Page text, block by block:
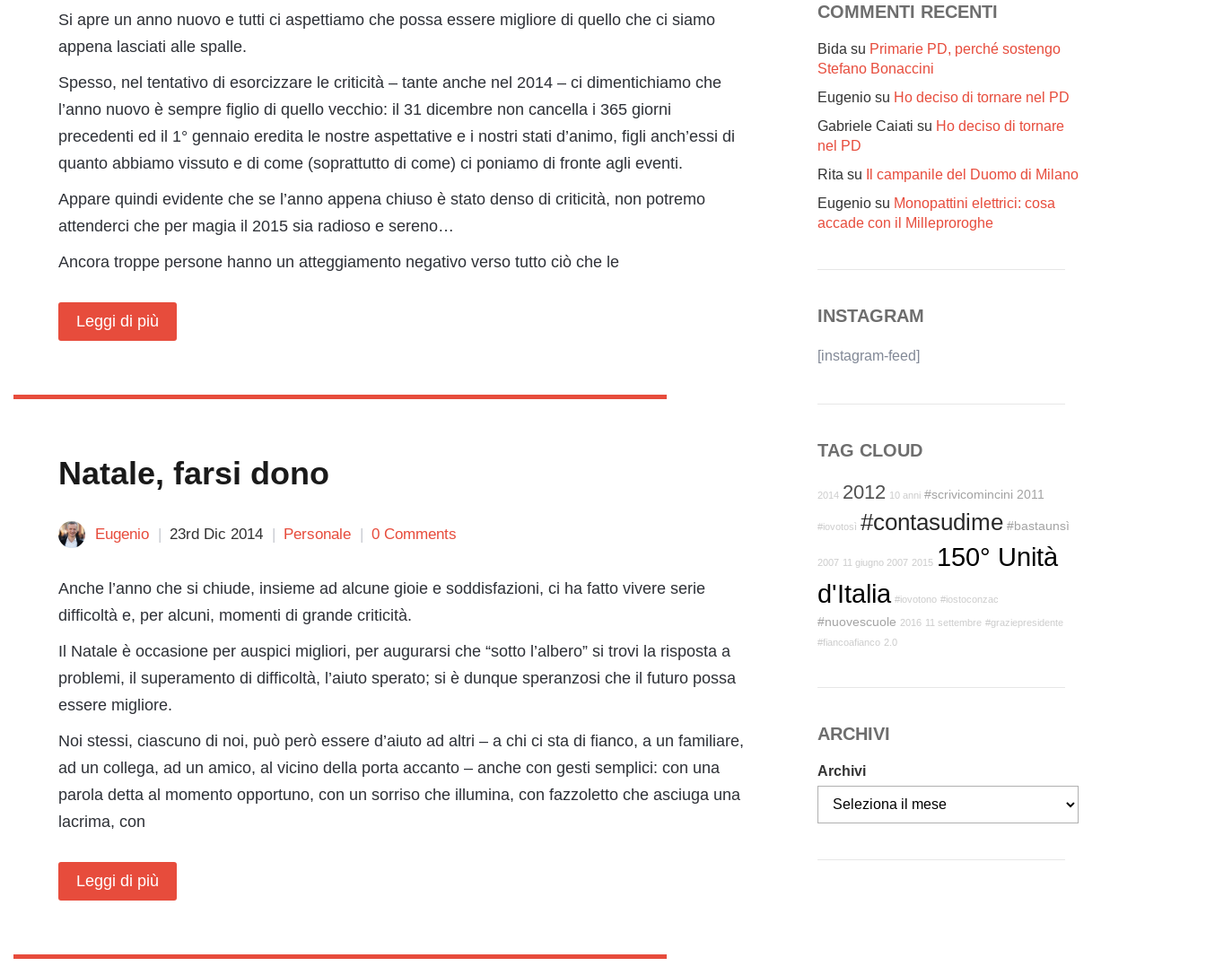
Si apre un anno nuovo e tutti ci aspettiamo che possa essere migliore di quello che ci siamo
appena lasciati alle spalle.
Spesso, nel tentativo di esorcizzare le criticità – tante anche nel 2014 – ci dimentichiamo che
l’anno nuovo è sempre figlio di quello vecchio: il 31 dicembre non cancella i 365 giorni
precedenti ed il 1° gennaio eredita le nostre aspettative e i nostri stati d’animo, figli anch’essi di
quanto abbiamo vissuto e di come (soprattutto di come) ci poniamo di fronte agli eventi.
Appare quindi evidente che se l’anno appena chiuso è stato denso di criticità, non potremo
attenderci che per magia il 2015 sia radioso e sereno…
Ancora troppe persone hanno un atteggiamento negativo verso tutto ciò che le
Leggi di più
Natale, farsi dono
Eugenio 23rd Dic 2014 Personale 0 Comments
Anche l’anno che si chiude, insieme ad alcune gioie e soddisfazioni, ci ha fatto vivere serie
difficoltà e, per alcuni, momenti di grande criticità.
Il Natale è occasione per auspici migliori, per augurarsi che “sotto l’albero” si trovi la risposta a
problemi, il superamento di difficoltà, l’aiuto sperato; si è dunque speranzosi che il futuro possa
essere migliore.
Noi stessi, ciascuno di noi, può però essere d’aiuto ad altri – a chi ci sta di fianco, a un familiare,
ad un collega, ad un amico, al vicino della porta accanto – anche con gesti semplici: con una
parola detta al momento opportuno, con un sorriso che illumina, con fazzoletto che asciuga una
lacrima, con
Leggi di più
COMMENTI RECENTI
Bida su Primarie PD, perché sostengo
Stefano Bonaccini
Eugenio su Ho deciso di tornare nel PD
Gabriele Caiati su Ho deciso di tornare
nel PD
Rita su
Il campanile del Duomo di Milano
Eugenio su Monopattini elettrici: cosa
accade con il Milleproroghe
INSTAGRAM
[instagram-feed]
TAG CLOUD
2014 2012 10 anni #scrivicomincini 2011
#iovotosì #contasudime #bastaunsì
2007 11 giugno 2007 2015 150° Unità
d'Italia #iovotono #iostoconzac
#nuovescuole 2016 11 settembre #graziepresidente
#fiancoafianco 2.0
ARCHIVI
Archivi